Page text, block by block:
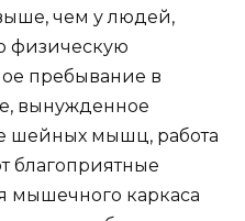
чем у людей,
физическую
пребывание в
вынужденное
шейных мышц, работа
благоприятные
мышечного каркаса